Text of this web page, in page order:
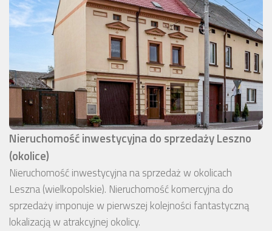
Nieruchomość inwestycyjna do sprzedaży Leszno
(okolice)
Nieruchomość inwestycyjna na sprzedaż w okolicach
Leszna (wielkopolskie). Nieruchomość komercyjna do
sprzedaży imponuje w pierwszej kolejności fantastyczną
lokalizacją w atrakcyjnej okolicy.